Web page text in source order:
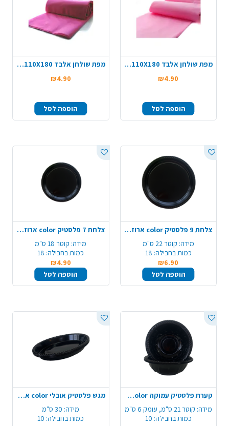
מפת שולחן אלבד 110X180 - ורוד בייבי
₪4.90
הוספה לסל
מפת שולחן אלבד 110X180 - ורוד פוקסיה
₪4.90
הוספה לסל
צלחת 9 פלסטיק color ארוז 18 יח'- שחור
מידה: קוטר 22 ס"מ
כמות בחבילה: 18
₪6.90
הוספה לסל
צלחת 7 פלסטיק color ארוז 18 יח' - שחור
מידה: קוטר 18 ס"מ
כמות בחבילה: 18
₪4.90
הוספה לסל
קערת פלסטיק עמוקה color ארוז 10 יח'- שחור
מידה: קוטר 21 ס"מ, עומק 6 ס"מ
כמות בחבילה: 10
מגש פלסטיק אובלי color ארוז 10 יח' - שחור
מידה: 30 ס"מ
כמות בחבילה: 10